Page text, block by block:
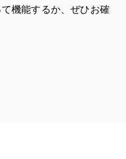
機能するか、ぜひお確